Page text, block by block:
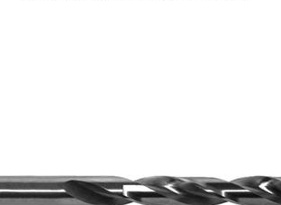
ZOOM VIEW